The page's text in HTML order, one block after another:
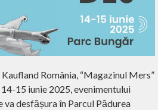
România, “Magazinul Mers”
15 iunie 2025, evenimentului
va desfășura în Parcul Pădurea